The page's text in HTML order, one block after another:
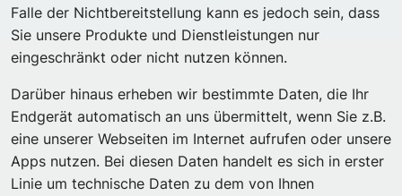
Falle der Nichtbereitstellung kann es jedoch sein, dass
Sie unsere Produkte und Dienstleistungen nur
eingeschränkt oder nicht nutzen können.
Darüber hinaus erheben wir bestimmte Daten, die Ihr
Endgerät automatisch an uns übermittelt, wenn Sie z.B.
eine unserer Webseiten im Internet aufrufen oder unsere
Apps nutzen. Bei diesen Daten handelt es sich in erster
Linie um technische Daten zu dem von Ihnen